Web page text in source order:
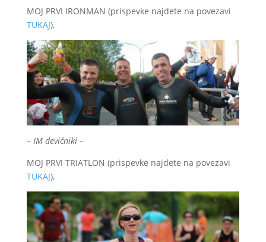
MOJ PRVI IRONMAN (prispevke najdete na povezavi
TUKAJ),
– IM devičniki –
MOJ PRVI TRIATLON (prispevke najdete na povezavi
TUKAJ),